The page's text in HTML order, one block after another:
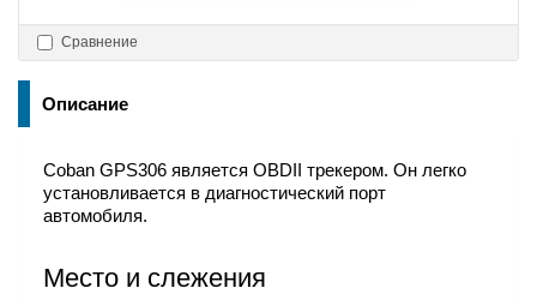
Сравнение
Описание
Coban GPS306 является OBDII трекером. Он легко
установливается в диагностический порт
автомобиля.
Место и слежения